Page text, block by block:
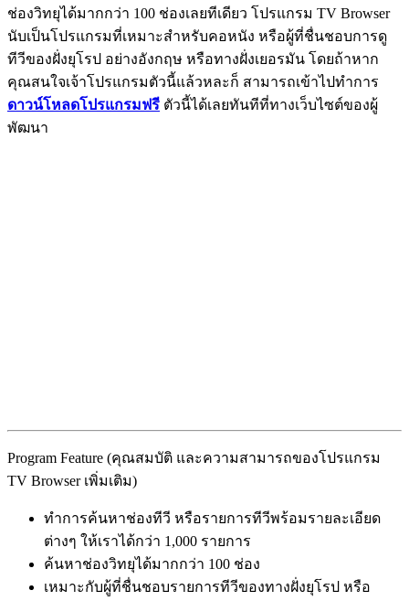
ช่องวิทยุได้มากกว่า 100 ช่องเลยทีเดียว โปรแกรม TV Browser
นับเป็นโปรแกรมที่เหมาะสำหรับคอหนัง หรือผู้ที่ชื่นชอบการดู
ทีวีของฝั่งยุโรป อย่างอังกฤษ หรือทางฝั่งเยอรมัน โดยถ้าหาก
คุณสนใจเจ้าโปรแกรมตัวนี้แล้วหละก็ สามารถเข้าไปทำการ
ดาวน์โหลดโปรแกรมฟรี ตัวนี้ได้เลยทันทีที่ทางเว็บไซต์ของผู้
พัฒนา
Program Feature (คุณสมบัติ และความสามารถของโปรแกรม
TV Browser เพิ่มเติม)
ทำการค้นหาช่องทีวี หรือรายการทีวีพร้อมรายละเอียด
ต่างๆ ให้เราได้กว่า 1,000 รายการ
ค้นหาช่องวิทยุได้มากกว่า 100 ช่อง
เหมาะกับผู้ที่ชื่นชอบรายการทีวีของทางฝั่งยุโรป หรือ